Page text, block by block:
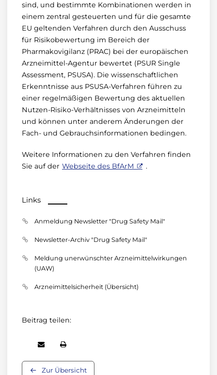
sind, und bestimmte Kombinationen werden in
einem zentral gesteuerten und für die gesamte
EU geltenden Verfahren durch den Ausschuss
für Risikobewertung im Bereich der
Pharmakovigilanz (PRAC) bei der europäischen
Arzneimittel-Agentur bewertet (PSUR Single
Assessment, PSUSA). Die wissenschaftlichen
Erkenntnisse aus PSUSA-Verfahren führen zu
einer regelmäßigen Bewertung des aktuellen
Nutzen-Risiko-Verhältnisses von Arzneimitteln
und können unter anderem Änderungen der
Fach- und Gebrauchsinformationen bedingen.
Weitere Informationen zu den Verfahren finden
Sie auf der Webseite des BfArM .
Links
Anmeldung Newsletter "Drug Safety Mail"
Newsletter-Archiv "Drug Safety Mail"
Meldung unerwünschter Arzneimittelwirkungen
(UAW)
Arzneimittelsicherheit (Übersicht)
Beitrag teilen:
Zur Übersicht